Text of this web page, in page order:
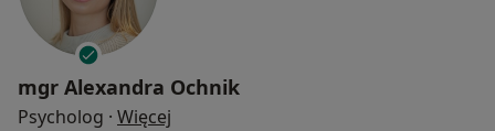
mgr Alexandra Ochnik
Psycholog · Więcej